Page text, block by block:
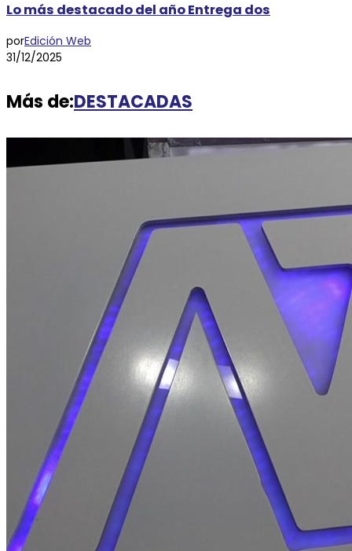
Lo más destacado del año Entrega dos
porEdición Web
31/12/2025
Más de:DESTACADAS